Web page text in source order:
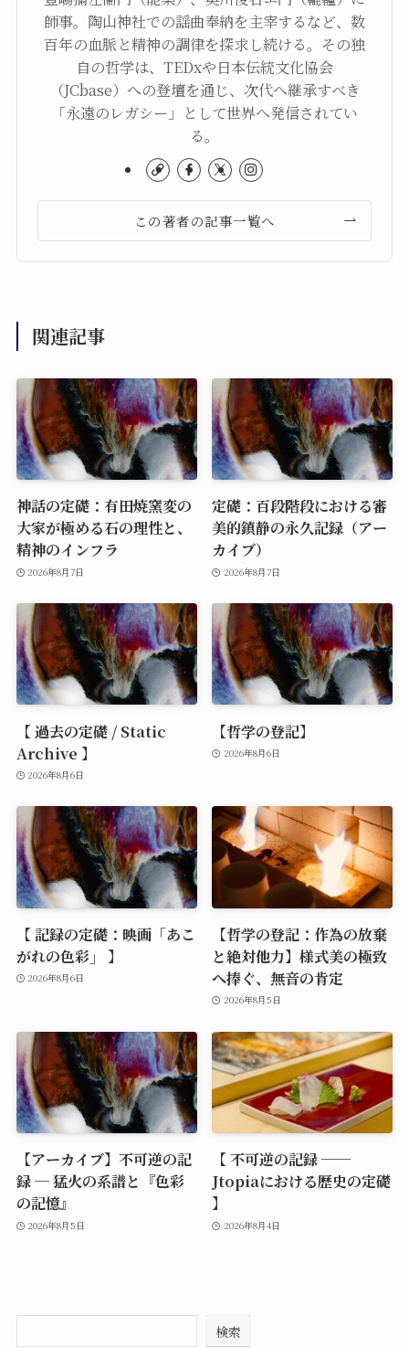
師事。陶山神社での謡曲奉納を主宰するなど、数
百年の血脈と精神の調律を探求し続ける。その独
自の哲学は、TEDxや日本伝統文化協会
（JCbase）への登壇を通じ、次代へ継承すべき
「永遠のレガシー」として世界へ発信されてい
る。
この著者の記事一覧へ
関連記事
神話の定礎：有田焼窯変の
大家が極める石の理性と、
精神のインフラ
2026年8月7日
定礎：百段階段における審
美的鎮静の永久記録（アー
カイブ）
2026年8月7日
【 過去の定礎 / Static
Archive 】
2026年8月6日
【哲学の登記】
2026年8月6日
【 記録の定礎：映画「あこ
がれの色彩」 】
2026年8月6日
【哲学の登記：作為の放棄
と絶対他力】様式美の極致
へ捧ぐ、無音の肯定
2026年8月5日
【アーカイブ】不可逆の記
録 ─ 猛火の系譜と『色彩
の記憶』
2026年8月5日
【 不可逆の記録 ──
Jtopiaにおける歴史の定礎
】
2026年8月4日
検索